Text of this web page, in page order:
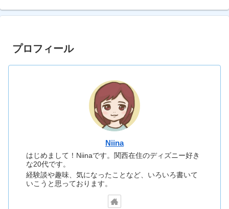
プロフィール
Niina
はじめまして！Niinaです。関西在住のディズニー好き
な20代です。
経験談や趣味、気になったことなど、いろいろ書いて
いこうと思っております。